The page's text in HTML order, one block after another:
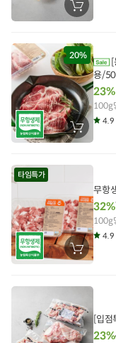
장
바
에
담
기
20%
장
바
에
[농할20%쿠폰] 무항생제 우리한돈 칼집목심(구이
용/
23%
100g
4.9
타임특가
장
바
에
기
무항
32%
100g
4.9
[입점
23%